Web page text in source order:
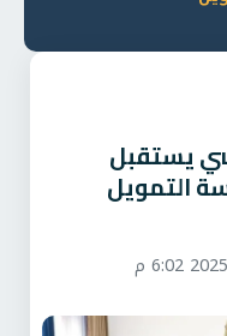
يستقبل
التمويل